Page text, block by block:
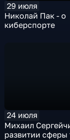
29 июля
Николай Пак - о
киберспорте
24 июля
Михаил
развитии сферы